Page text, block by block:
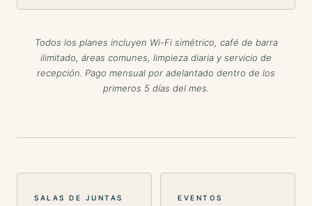
Todos los planes incluyen Wi-Fi simétrico, café de barra
ilimitado, áreas comunes, limpieza diaria y servicio de
recepción. Pago mensual por adelantado dentro de los
primeros 5 días del mes.
SALAS DE JUNTAS EVENTOS